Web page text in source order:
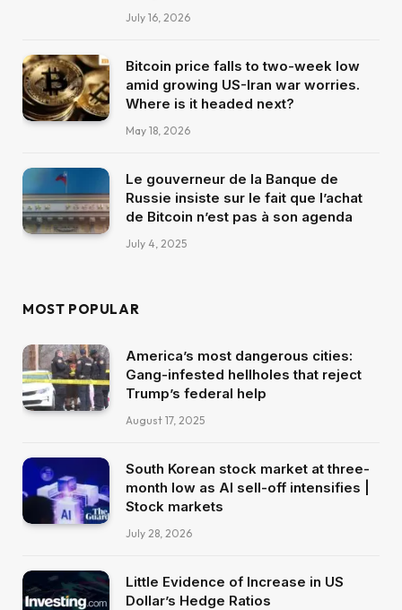
July 16, 2026
Bitcoin price falls to two-week low
amid growing US-Iran war worries.
Where is it headed next?
May 18, 2026
Le gouverneur de la Banque de
Russie insiste sur le fait que l’achat
de Bitcoin n’est pas à son agenda
July 4, 2025
MOST POPULAR
America’s most dangerous cities:
Gang-infested hellholes that reject
Trump’s federal help
August 17, 2025
South Korean stock market at three-
month low as AI sell-off intensifies |
Stock markets
July 28, 2026
Little Evidence of Increase in US
Dollar’s Hedge Ratios